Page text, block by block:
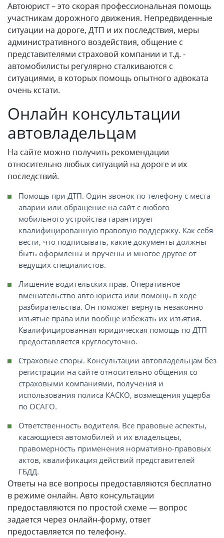
Автоюрист – это скорая профессиональная помощь
участникам дорожного движения. Непредвиденные
ситуации на дороге, ДТП и их последствия, меры
административного воздействия, общение с
представителями страховой компании и т.д. -
автомобилисты регулярно сталкиваются с
ситуациями, в которых помощь опытного адвоката
очень кстати.
Онлайн консультации
автовладельцам
На сайте можно получить рекомендации
относительно любых ситуаций на дороге и их
последствий.
Помощь при ДТП. Один звонок по телефону с места
аварии или обращение на сайт с любого
мобильного устройства гарантирует
квалифицированную правовую поддержку. Как себя
вести, что подписывать, какие документы должны
быть оформлены и вручены и многое другое от
ведущих специалистов.
Лишение водительских прав. Оперативное
вмешательство авто юриста или помощь в ходе
разбирательства. Он поможет вернуть незаконно
изъятые права или вообще избежать их изъятия.
Квалифицированная юридическая помощь по ДТП
предоставляется круглосуточно.
Страховые споры. Консультации автовладельцам без
регистрации на сайте относительно общения со
страховыми компаниями, получения и
использования полиса КАСКО, возмещения ущерба
по ОСАГО.
Ответственность водителя. Все правовые аспекты,
касающиеся автомобилей и их владельцеы,
правомерность применения нормативно-правовых
актов, квалификация действий представителей
ГБДД.
Ответы на все вопросы предоставляются бесплатно
в режиме онлайн. Авто консультации
предоставляются по простой схеме — вопрос
задается через онлайн-форму, ответ
предоставляется по телефону.